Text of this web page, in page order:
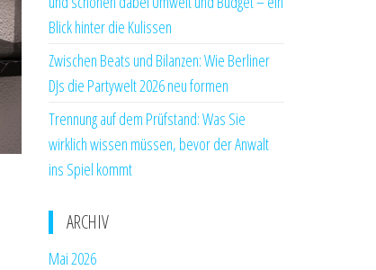
Blick hinter die Kulissen
Zwischen Beats und Bilanzen: Wie Berliner
DJs die Partywelt 2026 neu formen
Trennung auf dem Prüfstand: Was Sie
wirklich wissen müssen, bevor der Anwalt
ins Spiel kommt
ARCHIV
Mai 2026